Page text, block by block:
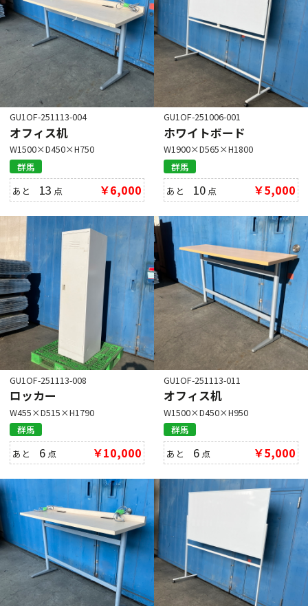
GU1OF-251113-004
オフィス机
W1500×D450×H750
群馬
あと 13 点 ￥6,000
GU1OF-251006-001
ホワイトボード
W1900×D565×H1800
群馬
あと 10 点 ￥5,000
GU1OF-251113-008
ロッカー
W455×D515×H1790
群馬
あと 6 点 ￥10,000
GU1OF-251113-011
オフィス机
W1500×D450×H950
群馬
あと 6 点 ￥5,000